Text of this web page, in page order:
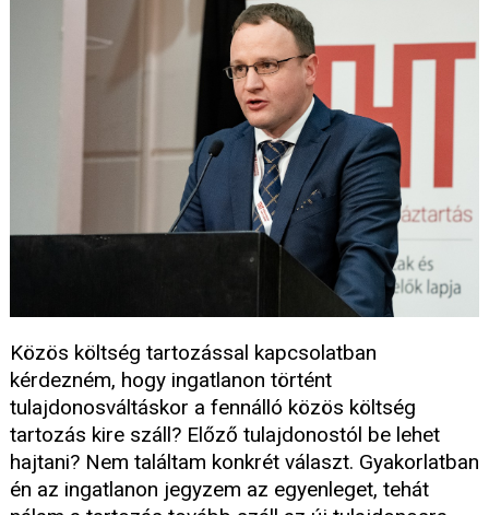
Közös költség tartozással kapcsolatban
kérdezném, hogy ingatlanon történt
tulajdonosváltáskor a fennálló közös költség
tartozás kire száll? Előző tulajdonostól be lehet
hajtani? Nem találtam konkrét választ. Gyakorlatban
én az ingatlanon jegyzem az egyenleget, tehát